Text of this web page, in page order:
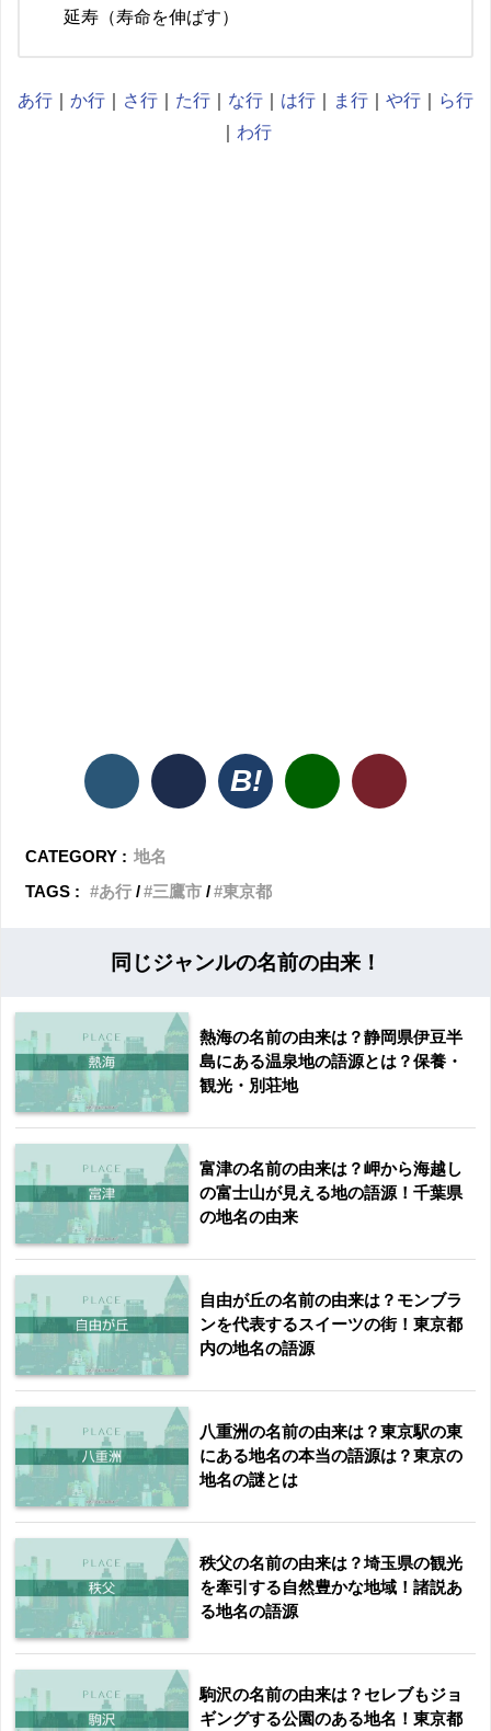
延寿（寿命を伸ばす）
あ行 か行 さ行 た行 な行 は行 ま行 や行
ら行
わ行
CATEGORY : 地名
TAGS :
あ行 三鷹市 東京都
同じジャンルの名前の由来！
熱海の名前の由来は？静岡県伊豆半
島にある温泉地の語源とは？保養・
観光・別荘地
富津の名前の由来は？岬から海越し
の富士山が見える地の語源！千葉県
の地名の由来
自由が丘の名前の由来は？モンブラ
ンを代表するスイーツの街！東京都
内の地名の語源
八重洲の名前の由来は？東京駅の東
にある地名の本当の語源は？東京の
地名の謎とは
秩父の名前の由来は？埼玉県の観光
を牽引する自然豊かな地域！諸説あ
る地名の語源
駒沢の名前の由来は？セレブもジョ
ギングする公園のある地名！東京都